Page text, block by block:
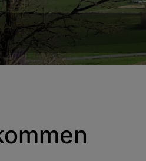
Herzlich